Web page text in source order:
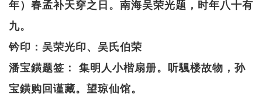
年）春孟补天穿之日。南海吴荣光题，时年八十有
九。
钤印：吴荣光印、吴氏伯荣
潘宝鐄题签： 集明人小楷扇册。听颿楼故物，孙
宝鐄购回谨藏。望琼仙馆。